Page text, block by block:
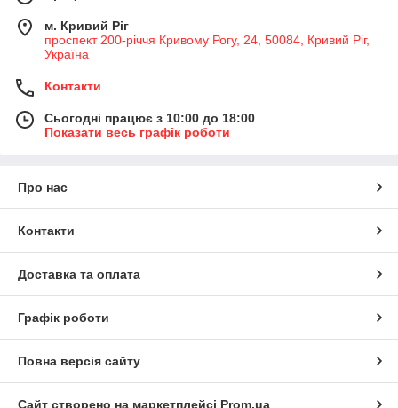
м. Кривий Ріг
проспект 200-річчя Кривому Рогу, 24, 50084, Кривий Ріг,
Україна
Контакти
Сьогодні працює з 10:00 до 18:00
Показати весь графік роботи
Про нас
Контакти
Доставка та оплата
Графік роботи
Повна версія сайту
Сайт створено на маркетплейсі Prom.ua